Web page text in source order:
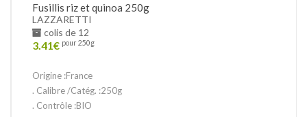
Fusillis riz et quinoa 250g
LAZZARETTI
colis de 12
3.41€ pour 250g
Origine :France
. Calibre /Catég. :250g
. Contrôle :BIO